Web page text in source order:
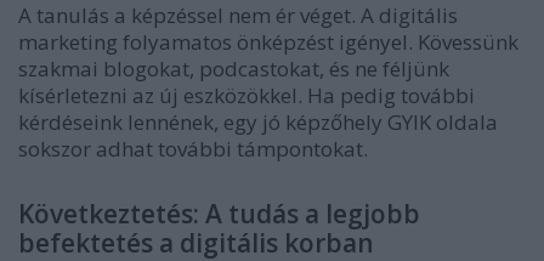
A tanulás a képzéssel nem ér véget. A digitális
marketing folyamatos önképzést igényel. Kövessünk
szakmai blogokat, podcastokat, és ne féljünk
kísérletezni az új eszközökkel. Ha pedig további
kérdéseink lennének, egy jó képzőhely GYIK oldala
sokszor adhat további támpontokat.
Következtetés: A tudás a legjobb
befektetés a digitális korban